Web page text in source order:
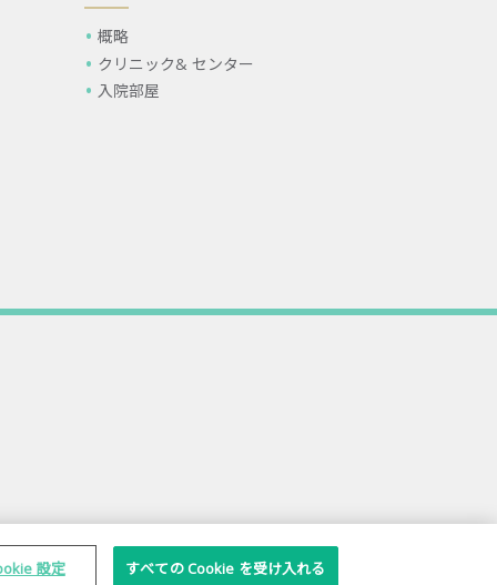
概略
クリニック& センター
入院部屋
設定 すべての Cookie を受け入れる